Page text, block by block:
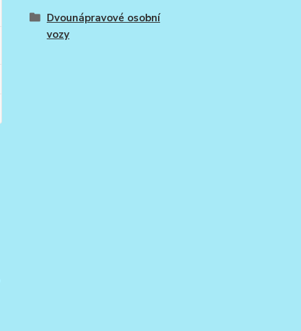
Dvounápravové osobní
vozy